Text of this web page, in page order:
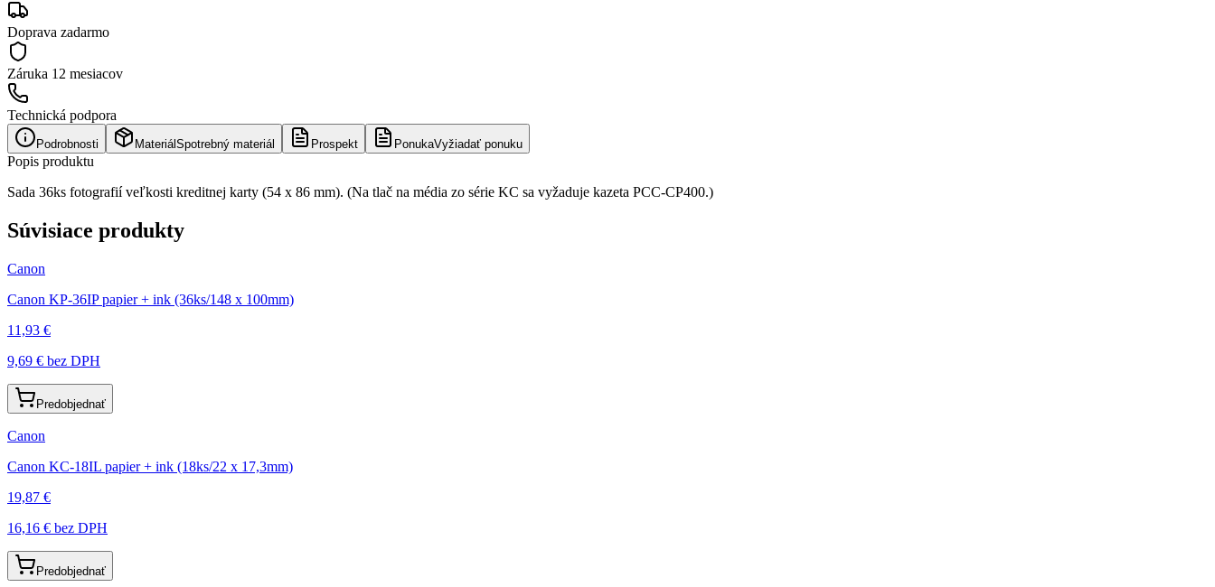
Doprava zadarmo
Záruka 12 mesiacov
Technická podpora
Podrobnosti Materiál Spotrebný materiál Prospekt PonukaVyžiadať ponuku
Popis produktu
Sada 36ks fotografií veľkosti kreditnej karty (54 x 86 mm). (Na tlač na média zo série KC sa vyžaduje kazeta PCC-CP400.)
Súvisiace produkty
Canon
Canon KP-36IP papier + ink (36ks/148 x 100mm)
11,93 €
9,69 € bez DPH
Predobjednať
Canon
Canon KC-18IL papier + ink (18ks/22 x 17,3mm)
19,87 €
16,16 € bez DPH
Predobjednať